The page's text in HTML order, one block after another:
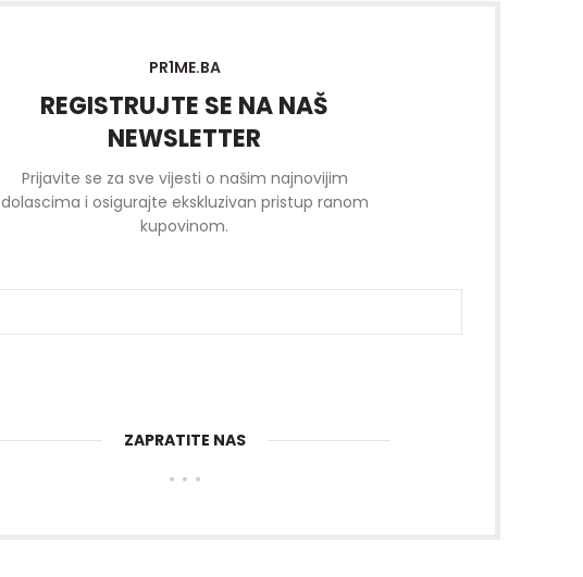
PR1ME.BA
REGISTRUJTE SE NA NAŠ
NEWSLETTER
Prijavite se za sve vijesti o našim najnovijim
dolascima i osigurajte ekskluzivan pristup ranom
kupovinom.
ZAPRATITE NAS